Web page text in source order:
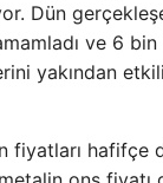
Dün
ve 6
yakından
fiyatları